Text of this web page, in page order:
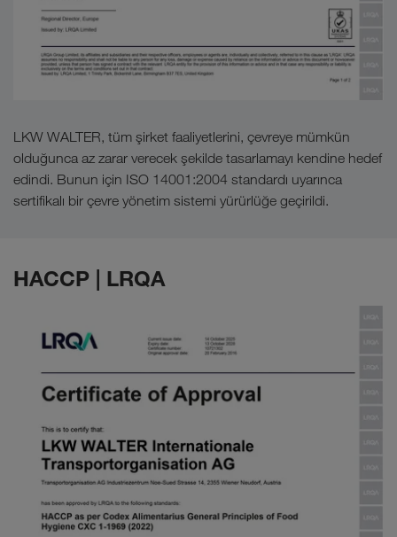
LKW WALTER, tüm şirket faaliyetlerini, çevreye mümkün
olduğunca az zarar verecek şekilde tasarlamayı kendine hedef
edindi. Bunun için ISO 14001:2004 standardı uyarınca
sertifikalı bir çevre yönetim sistemi yürürlüğe geçirildi.
HACCP | LRQA